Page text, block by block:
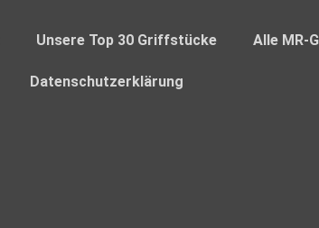
Unsere Top 30 Griffstücke Alle MR-
Datenschutzerklärung